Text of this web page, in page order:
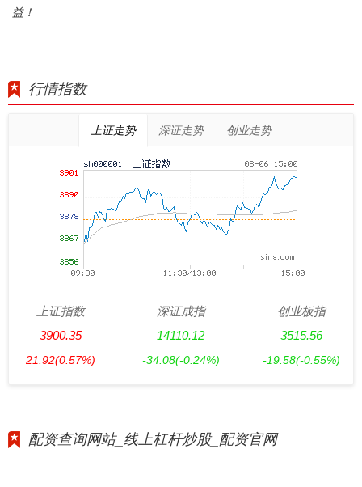
益！
行情指数
上证走势 深证走势 创业走势
上证指数
3900.35
21.92(0.57%)
深证成指
14110.12
-34.08(-0.24%)
创业板指
3515.56
-19.58(-0.55%)
配资查询网站_线上杠杆炒股_配资官网